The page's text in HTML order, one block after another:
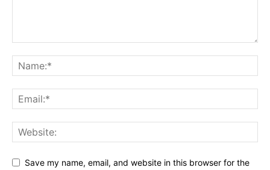
Save my name, email, and website in this browser for the